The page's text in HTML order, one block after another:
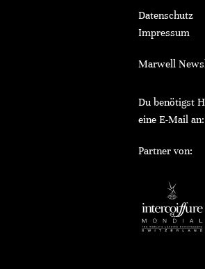
Datenschutz
Impressum
Marwell
Du benötigst
eine E-Mail an:
Partner von: